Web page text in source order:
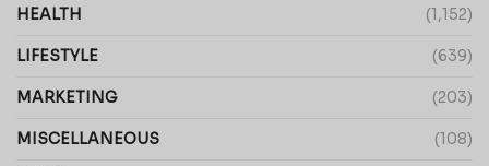
HEALTH (1,152)
LIFESTYLE (639)
MARKETING (203)
MISCELLANEOUS (108)